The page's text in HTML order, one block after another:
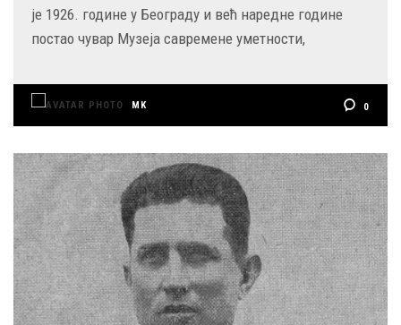
је 1926. године у Београду и већ наредне године
постао чувар Музеја савремене уметности,
MK 0